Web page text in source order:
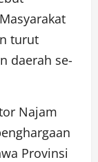
turut
daerah se-
Najam
Provinsi